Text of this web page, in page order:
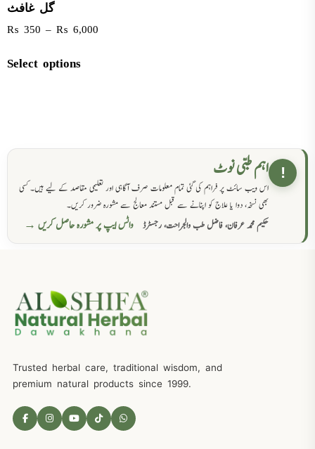
گل غافث
₨ 350 – ₨ 6,000
Select options
! اہم طبی نوٹ
اس ویب سائٹ پر فراہم کی گئی تمام معلومات صرف آگاہی اور تعلیمی مقاصد کے لیے ہیں۔ کسی
بھی نسخہ، دوا یا علاج کو اپنانے سے قبل مستند معالج سے مشورہ ضرور کریں۔
حکیم محمد عرفان، فاضل طب والجراحت، رجسٹرڈ
واٹس ایپ پر مشورہ حاصل کریں →
Trusted herbal care, traditional wisdom, and
premium natural products since 1999.